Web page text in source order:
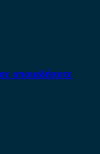
οποιαδήποτε